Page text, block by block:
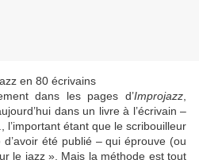
dans les pages d’Improjazz
dans un livre à l’écrivain –
l’important étant que le scribouilleur
été publié – qui éprouve (ou
le jazz ». Mais la méthode est tout